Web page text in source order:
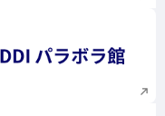
新規ウィンドウで